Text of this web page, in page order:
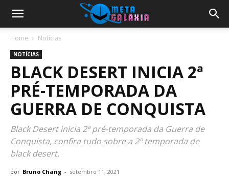
Home Notícias
NOTÍCIAS
BLACK DESERT INICIA 2ª
PRÉ-TEMPORADA DA
GUERRA DE CONQUISTA
Black Desert inicia 2ª pré-temporada da Guerra de
Conquista, confira tudo sobre a 2º temporada de
black desert.
por Bruno Chang - setembro 11, 2021